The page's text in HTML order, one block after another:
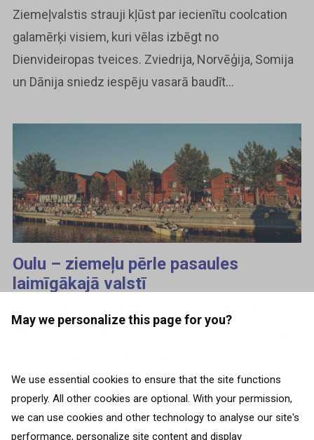
May we personalize this page for you?
We use essential cookies to ensure that the site functions
properly. All other cookies are optional. With your permission,
we can use cookies and other technology to analyse our site's
performance, personalize site content and display
Ziemeļvalstis strauji kļūst par iecienītu coolcation
galamērķi visiem, kuri vēlas izbēgt no
Dienvideiropas tveices. Zviedrija, Norvēģija, Somija
un Dānija sniedz iespēju vasarā baudīt...
Oulu – ziemeļu pērle pasaules
laimīgākajā valstī
bija pasaules vadošais darvas tirdzniecības centrs
un nozīmīga ostas...